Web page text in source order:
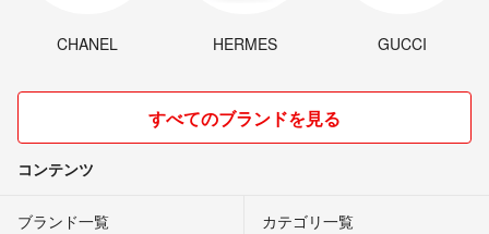
CHANEL HERMES GUCCI
すべてのブランドを見る
コンテンツ
ブランド一覧 カテゴリ一覧